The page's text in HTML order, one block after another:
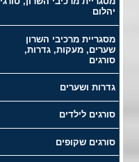
יהלום
מסגריית מרכיבי השרון
שערים, מעקות, גדרות,
סורגים
גדרות ושערים
סורגים לילדים
סורגים שקופים